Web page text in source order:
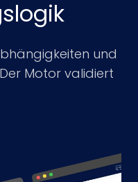
und
Motor validiert